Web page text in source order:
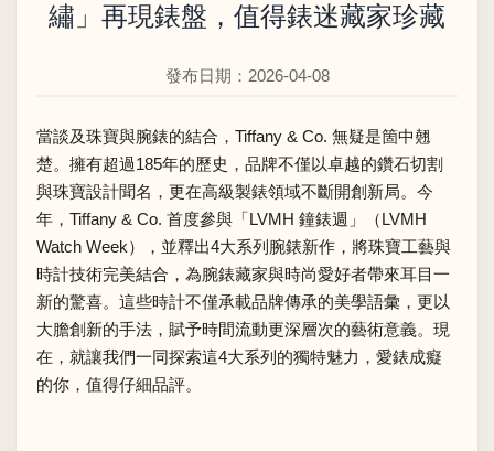
繡」再現錶盤，值得錶迷藏家珍藏
發布日期：2026-04-08
當談及珠寶與腕錶的結合，Tiffany & Co. 無疑是箇中翹
楚。擁有超過185年的歷史，品牌不僅以卓越的鑽石切割
與珠寶設計聞名，更在高級製錶領域不斷開創新局。今
年，Tiffany & Co. 首度參與「LVMH 鐘錶週」（LVMH
Watch Week），並釋出4大系列腕錶新作，將珠寶工藝與
時計技術完美結合，為腕錶藏家與時尚愛好者帶來耳目一
新的驚喜。這些時計不僅承載品牌傳承的美學語彙，更以
大膽創新的手法，賦予時間流動更深層次的藝術意義。現
在，就讓我們一同探索這4大系列的獨特魅力，愛錶成癡
的你，值得仔細品評。